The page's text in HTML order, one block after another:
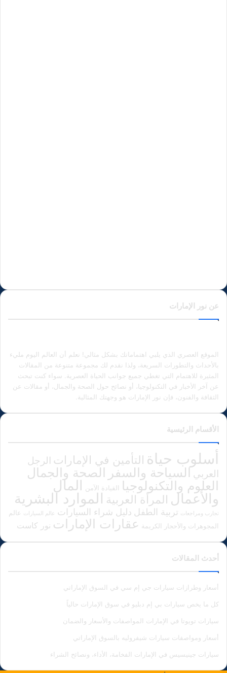
عن نور الإمارات
الموقع العصري الذي يلبي اهتماماتك بشكل مثالي! نعلم أن العالم اليوم مليء
بالأحداث والتطورات السريعة، ولذا نقدم لك مجموعة متنوعة من المقالات
المثيرة للاهتمام التي تغطي جميع جوانب الحياة العصرية. سواء كنت تبحث
عن آخر الأخبار في التكنولوجيا، أو نصائح حول الصحة والجمال، أو مقالات عن
الثقافة والفنون، فإن نور الإمارات هو وجهتك المثالية.
الأقسام الرئيسية
أسلوب حياة التأمين في الإمارات
الرجل
العربي السياحة والسفر الصحة والجمال
العلوم والتكنولوجيا
القيادة الآمن المال
والأعمال المرأة العربية الموارد البشرية
تجارب ومراجعات تربية الطفل دليل شراء السيارات عالم السيارات عالم
المجوهرات والأحجار الكريمة عقارات الإمارات نور كاست
أحدث المقالات
أسعار وطرازات سيارات جي إم سي في السوق الإماراتي
كل ما يخص سيارات بي إم دبليو في سوق الإمارات حالياً
سيارات تويوتا في الإمارات المواصفات والأسعار والضمان
أسعار ومواصفات سيارات شيفروليه بالسوق الإماراتي
سيارات جينيسيس في الإمارات الفخامة، الأداء، ونصائح الشراء